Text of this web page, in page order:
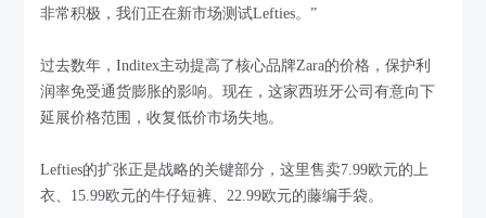
非常积极，我们正在新市场测试Lefties。”
过去数年，Inditex主动提高了核心品牌Zara的价格，保护利
润率免受通货膨胀的影响。现在，这家西班牙公司有意向下
延展价格范围，收复低价市场失地。
Lefties的扩张正是战略的关键部分，这里售卖7.99欧元的上
衣、15.99欧元的牛仔短裤、22.99欧元的藤编手袋。